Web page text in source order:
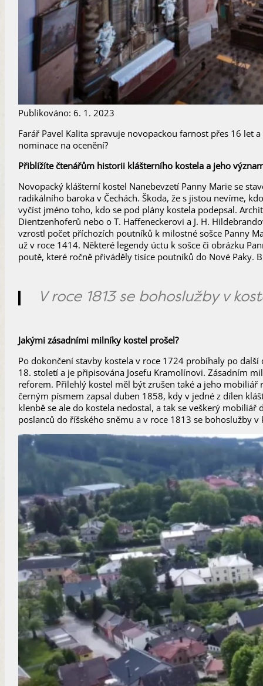
Publikováno: 6. 1. 2023
Farář Pavel Kalita spravuje novopackou farnost přes 16 let
nominace na ocenění?
Přiblížíte čtenářům historii klášterního kostela a jeho
Novopacký klášterní kostel Nanebevzetí Panny Marie se
radikálního baroka v Čechách. Škoda, že s jistou nevíme,
vyčíst jméno toho, kdo se pod plány kostela podepsal.
Dientzenhoferů nebo o T. Haffeneckerovi a J. H.
vzrostl počet příchozích poutníků k milostné sošce Panny
už v roce 1414. Některé legendy úctu k sošce či obrázku
poutě, které ročně přiváděly tisíce poutníků do Nové Paky.
V roce 1813 se bohoslužby v
Jakými zásadními milníky kostel prošel?
Po dokončení stavby kostela v roce 1724 probíhaly po
18. století a je připisována Josefu Kramolínovi. Zásadním
reforem. Přilehlý kostel měl být zrušen také a jeho
černým písmem zapsal duben 1858, kdy v jedné z dílen
klenbě se ale do kostela nedostal, a tak se veškerý
poslanců do říšského sněmu a v roce 1813 se bohoslužby